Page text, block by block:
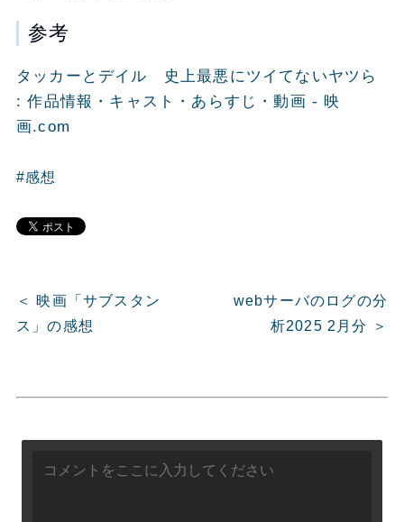
参考
タッカーとデイル 史上最悪にツイてないヤツら
: 作品情報・キャスト・あらすじ・動画 - 映
画.com
#感想
＜ 映画「サブスタン
ス」の感想
webサーバのログの分
析2025 2月分 ＞